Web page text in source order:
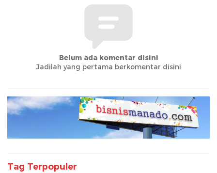
Belum ada komentar disini
Jadilah yang pertama berkomentar disini
Tag Terpopuler